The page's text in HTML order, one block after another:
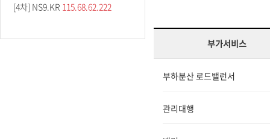
[4차] NS9.KR 115.68.62.222
부가서비스
부하분산 로드밸런서
관리대행